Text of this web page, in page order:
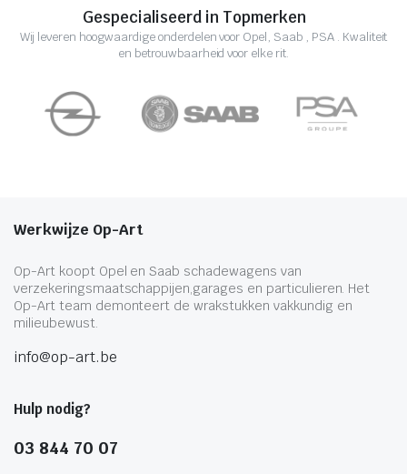
Gespecialiseerd in Topmerken
Wij leveren hoogwaardige onderdelen voor Opel, Saab , PSA . Kwaliteit
en betrouwbaarheid voor elke rit.
Werkwijze Op-Art
Op-Art koopt Opel en Saab schadewagens van
verzekeringsmaatschappijen,garages en particulieren. Het
Op-Art team demonteert de wrakstukken vakkundig en
milieubewust.
info@op-art.be
Hulp nodig?
03 844 70 07